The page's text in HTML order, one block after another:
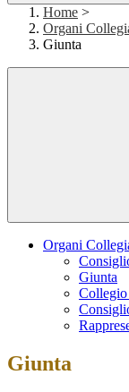
Home >
Organi
Giunta
Organi
Giunta
Giunta